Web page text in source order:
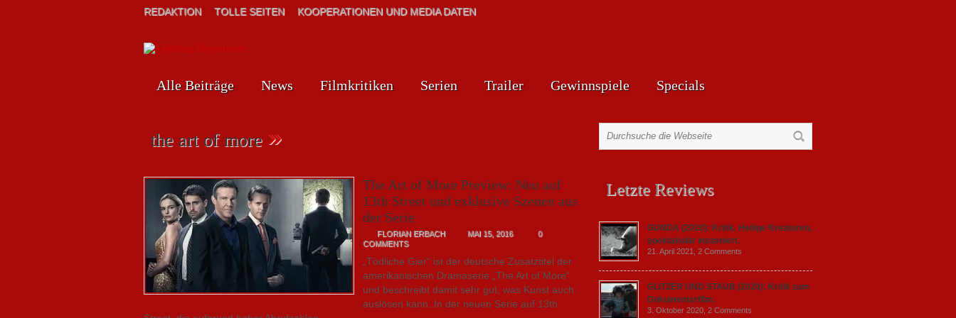
REDAKTION TOLLE SEITEN KOOPERATIONEN UND MEDIA DATEN
Alle Beiträge News Filmkritiken Serien Trailer Gewinnspiele Specials
the art of more »
The Art of More Preview: Neu auf
13th Street und exklusive Szenen aus
der Serie
FLORIAN ERBACH MAI 15, 2016
0
COMMENTS
„Tödliche Gier“ ist der deutsche Zusatztitel der
amerikanischen Dramaserie „The Art of More“
und beschreibt damit sehr gut, was Kunst auch
auslösen kann. In der neuen Serie auf 13th
Letzte Reviews
GUNDA (2020): Kritik. Heilige Kreaturen,
spektakulär inszeniert.
21. April 2021, 2 Comments
GLITZER UND STAUB (2020): Kritik zum
Dokumentarfilm.
3. Oktober 2020, 2 Comments